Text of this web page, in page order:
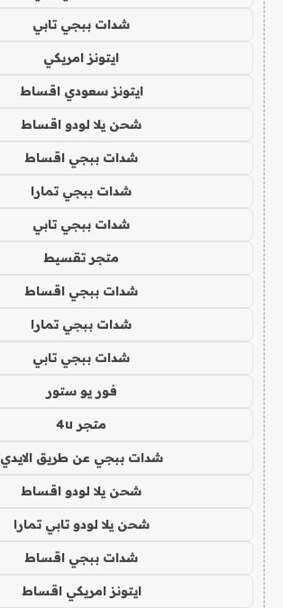
شدات ببجي تابي
ايتونز امريكي
ايتونز سعودي اقساط
شحن يلا لودو اقساط
شدات ببجي اقساط
شدات ببجي تمارا
شدات ببجي تابي
متجر تقسيط
شدات ببجي اقساط
شدات ببجي تمارا
شدات ببجي تابي
فور يو ستور
متجر 4u
شدات ببجي عن طريق الايدي
شحن يلا لودو اقساط
شحن يلا لودو تابي تمارا
شدات ببجي اقساط
ايتونز امريكي اقساط